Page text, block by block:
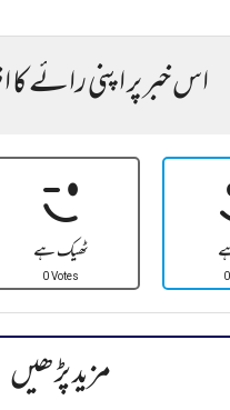
اس خبر پر اپنی رائے
ٹھیک ہے
0 Votes
مزید پڑھیں